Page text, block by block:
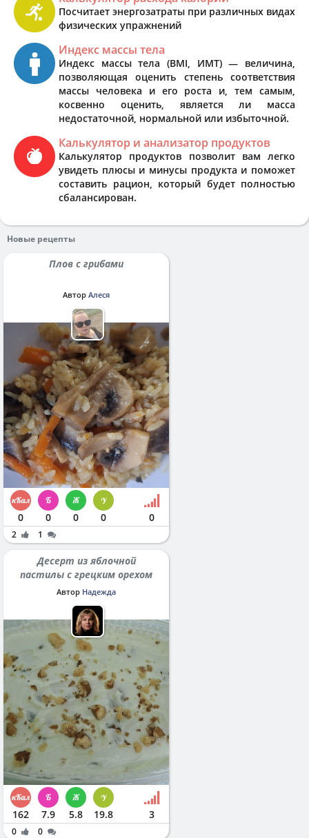
Посчитает энергозатраты при различных видах
физических упражнений
Индекс массы тела
Индекс массы тела (BMI, ИМТ) — величина,
позволяющая оценить степень соответствия
массы человека и его роста и, тем самым,
косвенно оценить, является ли масса
недостаточной, нормальной или избыточной.
Калькулятор и анализатор продуктов
Калькулятор продуктов позволит вам легко
увидеть плюсы и минусы продукта и поможет
составить рацион, который будет полностью
сбалансирован.
Новые рецепты
Плов с грибами
Автор Алеся
0 0 0 0 0
2 1
Десерт из яблочной
пастилы с грецким орехом
Автор Надежда
162 7.9 5.8 19.8 3
0 0